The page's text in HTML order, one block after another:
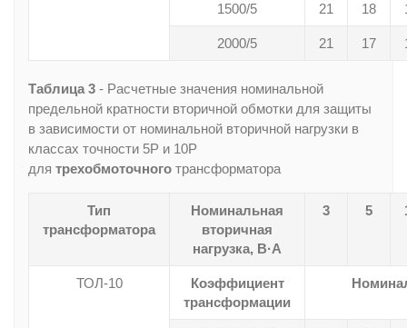
1500/5 21 18
2000/5 21 17
Таблица 3 - Расчетные значения номинальной
предельной кратности вторичной обмотки для защиты
в зависимости от номинальной вторичной нагрузки в
классах точности 5Р и 10Р
для трехобмоточного трансформатора
Тип
трансформатора
Номинальная
вторичная
нагрузка, В·А
3 5
ТОЛ-10
Коэффициент
трансформации